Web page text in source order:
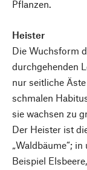
Pflanzen.
Heister
Die Wuchsform
durchgehenden
nur seitliche
schmalen
sie wachsen zu
Der Heister ist
„Waldbäume“;
Beispiel